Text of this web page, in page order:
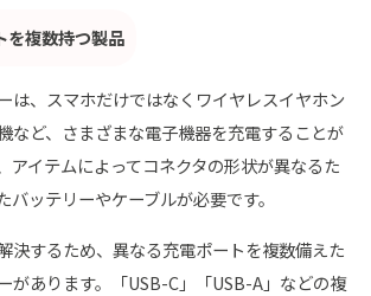
を複数持つ製品
は、スマホだけではなくワイヤレスイヤホン
など、さまざまな電子機器を充電することが
アイテムによってコネクタの形状が異なるた
バッテリーやケーブルが必要です。
決するため、異なる充電ポートを複数備えた
があります。「USB-C」「USB-A」などの複